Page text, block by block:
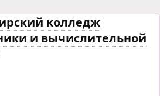
колледж
и вычислительной